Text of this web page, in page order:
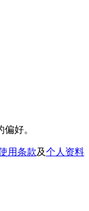
好。
用条款及个人资料